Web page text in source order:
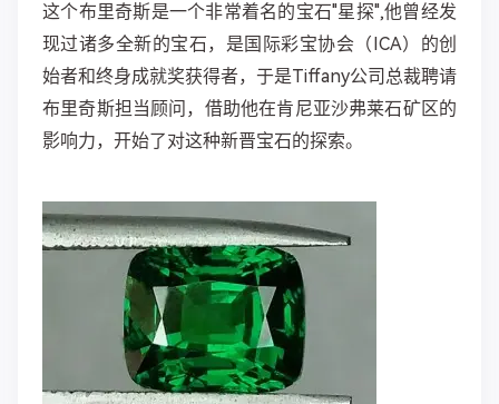
这个布里奇斯是一个非常着名的宝石"星探",他曾经发
现过诸多全新的宝石，是国际彩宝协会（ICA）的创
始者和终身成就奖获得者，于是Tiffany公司总裁聘请
布里奇斯担当顾问，借助他在肯尼亚沙弗莱石矿区的
影响力，开始了对这种新晋宝石的探索。